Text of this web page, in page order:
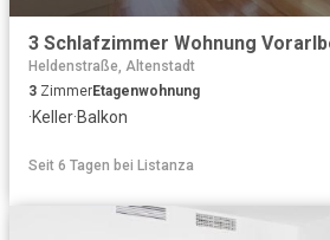
Heldenstraße, Altenstadt
3 ZimmerEtagenwohnung
·Keller·Balkon
Seit 6 Tagen bei Listanza